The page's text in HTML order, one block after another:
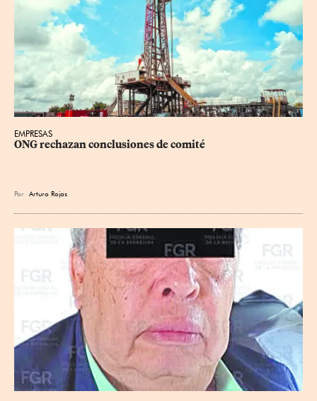
EMPRESAS
ONG rechazan conclusiones de comité
Por Arturo Rojas